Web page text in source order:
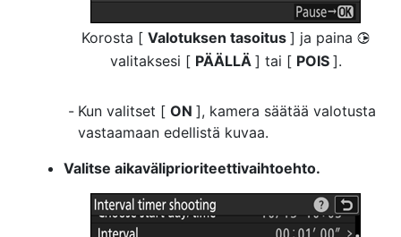
Korosta [ Valotuksen tasoitus ] ja paina 2
valitaksesi [ PÄÄLLÄ ] tai [ POIS ].
Kun valitset [ ON ], kamera säätää valotusta
vastaamaan edellistä kuvaa.
Valitse aikaväliprioriteettivaihtoehto.